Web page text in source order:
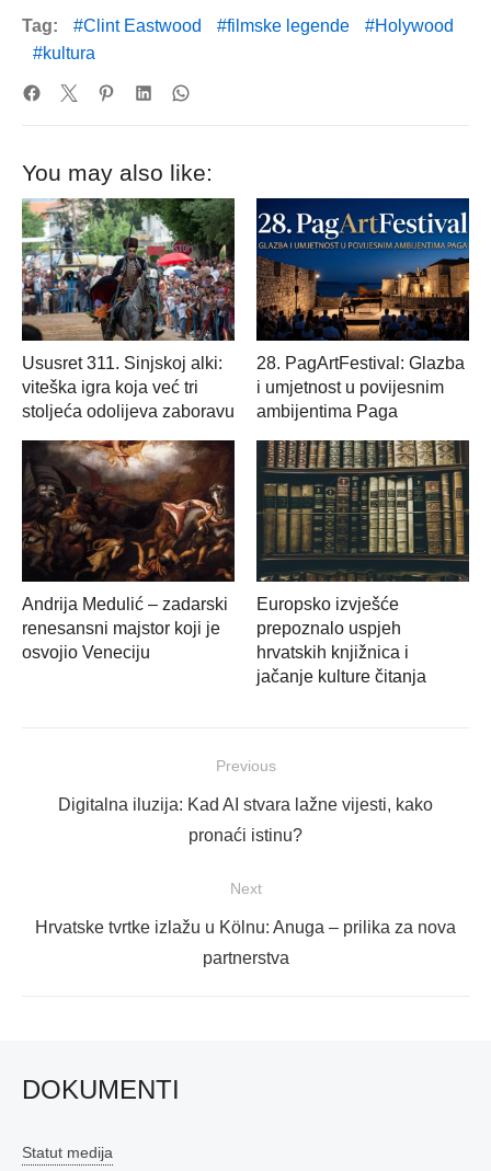
Tag: Clint Eastwood filmske legende
Holywood
kultura
You may also like:
Ususret 311. Sinjskoj alki:
viteška igra koja već tri
stoljeća odolijeva zaboravu
28. PagArtFestival: Glazba
i umjetnost u povijesnim
ambijentima Paga
Andrija Medulić – zadarski
renesansni majstor koji je
osvojio Veneciju
Europsko izvješće
prepoznalo uspjeh
hrvatskih knjižnica i
jačanje kulture čitanja
objava
Previous
Previous
Digitalna iluzija: Kad AI stvara lažne vijesti, kako
pronaći istinu?
Next
Next
Hrvatske tvrtke izlažu u Kölnu: Anuga – prilika za nova
partnerstva
DOKUMENTI
Statut medija